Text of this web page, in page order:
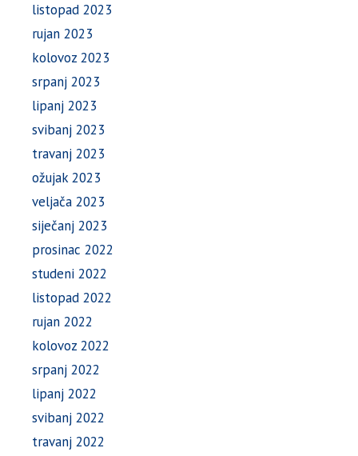
listopad 2023
rujan 2023
kolovoz 2023
srpanj 2023
lipanj 2023
svibanj 2023
travanj 2023
ožujak 2023
veljača 2023
siječanj 2023
prosinac 2022
studeni 2022
listopad 2022
rujan 2022
kolovoz 2022
srpanj 2022
lipanj 2022
svibanj 2022
travanj 2022